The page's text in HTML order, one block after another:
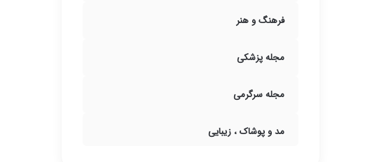
فرهنگ و هنر
مجله پزشکی
مجله سرگرمی
مد و پوشاک ، زیبایی